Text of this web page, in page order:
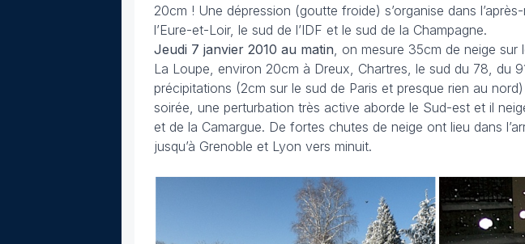
20cm ! Une dépression (goutte froide) s’organise dans
l’Eure-et-Loir, le sud de l’IDF et le sud de la Champagne.
Jeudi 7 janvier 2010 au matin, on mesure 35cm de neige
La Loupe, environ 20cm à Dreux, Chartres, le sud du 78, du
précipitations (2cm sur le sud de Paris et presque rien au
soirée, une perturbation très active aborde le Sud-est et il
et de la Camargue. De fortes chutes de neige ont lieu dans
jusqu’à Grenoble et Lyon vers minuit.